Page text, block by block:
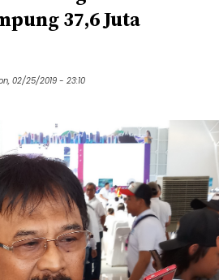
37,6 Juta
02/25/2019 - 23:10